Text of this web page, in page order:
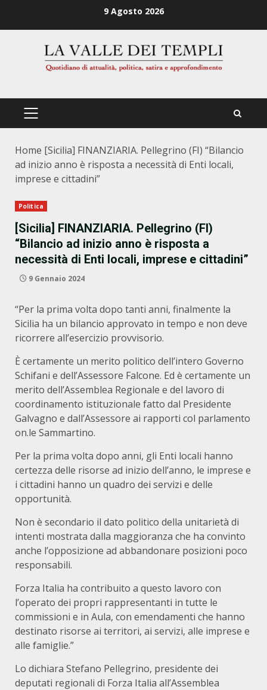
9 Agosto 2026
PRIMÄRES
Home [Sicilia] FINANZIARIA. Pellegrino (FI) “Bilancio
ad inizio anno è risposta a necessità di Enti locali,
imprese e cittadini”
Politica
[Sicilia] FINANZIARIA. Pellegrino (FI)
“Bilancio ad inizio anno è risposta a
necessità di Enti locali, imprese e cittadini”
9 Gennaio 2024
“Per la prima volta dopo tanti anni, finalmente la
Sicilia ha un bilancio approvato in tempo e non deve
ricorrere all’esercizio provvisorio.
È certamente un merito politico dell’intero Governo
Schifani e dell’Assessore Falcone. Ed è certamente un
merito dell’Assemblea Regionale e del lavoro di
coordinamento istituzionale fatto dal Presidente
Galvagno e dall’Assessore ai rapporti col parlamento
on.le Sammartino.
Per la prima volta dopo anni, gli Enti locali hanno
certezza delle risorse ad inizio dell’anno, le imprese e
i cittadini hanno un quadro dei servizi e delle
opportunità.
Non è secondario il dato politico della unitarietà di
intenti mostrata dalla maggioranza che ha convinto
anche l’opposizione ad abbandonare posizioni poco
responsabili.
Forza Italia ha contribuito a questo lavoro con
l’operato dei propri rappresentanti in tutte le
commissioni e in Aula, con emendamenti che hanno
destinato risorse ai territori, ai servizi, alle imprese e
alle famiglie.”
Lo dichiara Stefano Pellegrino, presidente dei
deputati regionali di Forza Italia all’Assemblea